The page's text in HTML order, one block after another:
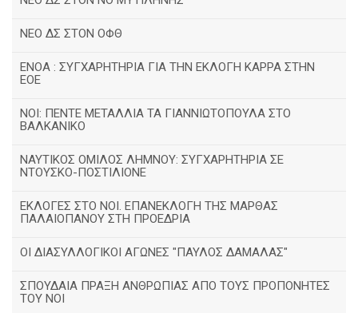
ΝΕΟ ΔΣ ΣΤΟΝ ΟΦΘ
ΕΝΟΑ : ΣΥΓΧΑΡΗΤΗΡΙΑ ΓΙΑ ΤΗΝ ΕΚΛΟΓΗ ΚΑΡΡΑ ΣΤΗΝ
ΕΟΕ
ΝΟΙ: ΠΕΝΤΕ ΜΕΤΑΛΛΙΑ ΤΑ ΓΙΑΝΝΙΩΤΟΠΟΥΛΑ ΣΤΟ
ΒΑΛΚΑΝΙΚΟ
ΝΑΥΤΙΚΟΣ ΟΜΙΛΟΣ ΛΗΜΝΟΥ: ΣΥΓΧΑΡΗΤΗΡΙΑ ΣΕ
ΝΤΟΥΣΚΟ-ΠΟΣΤΙΛΙΟΝΕ
ΕΚΛΟΓΕΣ ΣΤΟ ΝΟΙ. ΕΠΑΝΕΚΛΟΓΗ ΤΗΣ ΜΑΡΘΑΣ
ΠΑΛΑΙΟΠΑΝΟΥ ΣΤΗ ΠΡΟΕΔΡΙΑ
ΟΙ ΔΙΑΣΥΛΛΟΓΙΚΟΙ ΑΓΩΝΕΣ "ΠΑΥΛΟΣ ΔΑΜΑΛΑΣ"
ΣΠΟΥΔΑΙΑ ΠΡΑΞΗ ΑΝΘΡΩΠΙΑΣ ΑΠΟ ΤΟΥΣ ΠΡΟΠΟΝΗΤΕΣ
ΤΟΥ ΝΟΙ